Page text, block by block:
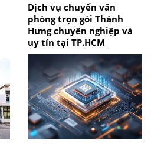
Dịch vụ chuyển văn
phòng trọn gói Thành
Hưng chuyên nghiệp và
uy tín tại TP.HCM